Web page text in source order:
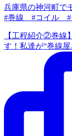
兵庫県の神河町で
#巻線 #コイル #
【工程紹介②巻線
す！私達が“巻線